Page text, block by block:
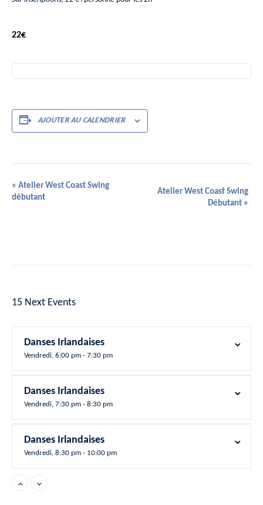
22€
AJOUTER AU CALENDRIER
Navigation
« Atelier West Coast Swing
débutant
Atelier West Coast Swing
Débutant »
15 Next Events
Danses Irlandaises
Vendredi, 6:00 pm - 7:30 pm
Danses Irlandaises
Vendredi, 7:30 pm - 8:30 pm
Danses Irlandaises
Vendredi, 8:30 pm - 10:00 pm
Yoga